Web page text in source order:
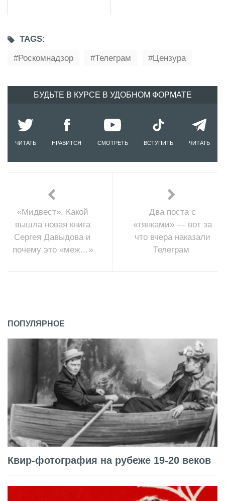
TAGS:
Роскомнадзор
Телеграм Цензура
БУДЬТЕ В КУРСЕ В УДОБНОМ ФОРМАТЕ
ЧИТАТЬ НРАВИТСЯ СМОТРЕТЬ ВСТУПИТЬ ЧИТАТЬ
«Мидвест». Какой
вышла новая книга
Сергея Давыдова и
почему это «меж…»
Два поста с
«тянками» — вот за
что вчера наказали
Телеграм
ПОПУЛЯРНОЕ
Квир-фотография на рубеже 19-20 веков